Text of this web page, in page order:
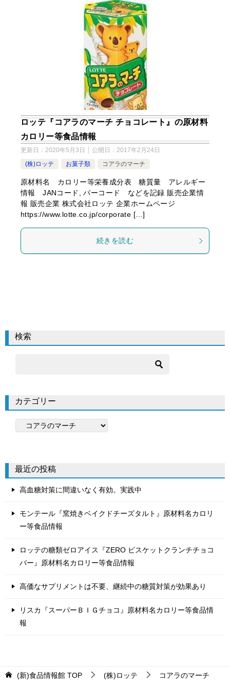
ロッテ『コアラのマーチ チョコレート』の原材料
カロリー等食品情報
更新日： 2020年5月3日 公開日： 2017年2月24日
(株)ロッテ
お菓子類 コアラのマーチ
原材料名 カロリー等栄養成分表 糖質量 アレルギー
情報 JANコード, バーコード などを記録 販売企業情
報 販売企業 株式会社ロッテ 企業ホームページ
https://www.lotte.co.jp/corporate […]
続きを読む
検索
カテゴリー
ー
最近の投稿
高血糖対策に間違いなく有効。実践中
モンテール『窯焼きベイクドチーズタルト』原材料名カロリ
ー等食品情報
ロッテの糖類ゼロアイス『ZERO ビスケットクランチチョコ
バー』原材料名カロリー等食品情報
高価なサプリメントは不要、継続中の糖質対策が効果あり
リスカ『スーパーＢＩＧチョコ』原材料名カロリー等食品情
報
(新)食品情報館 TOP (株)ロッテ コアラのマーチ